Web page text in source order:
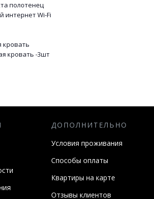
полотенец
интернет Wi-Fi
кровать
кровать -3шт
ДОПОЛНИТЕЛЬНО
Условия проживания
Способы оплаты
Квартиры на карте
Отзывы клиентов